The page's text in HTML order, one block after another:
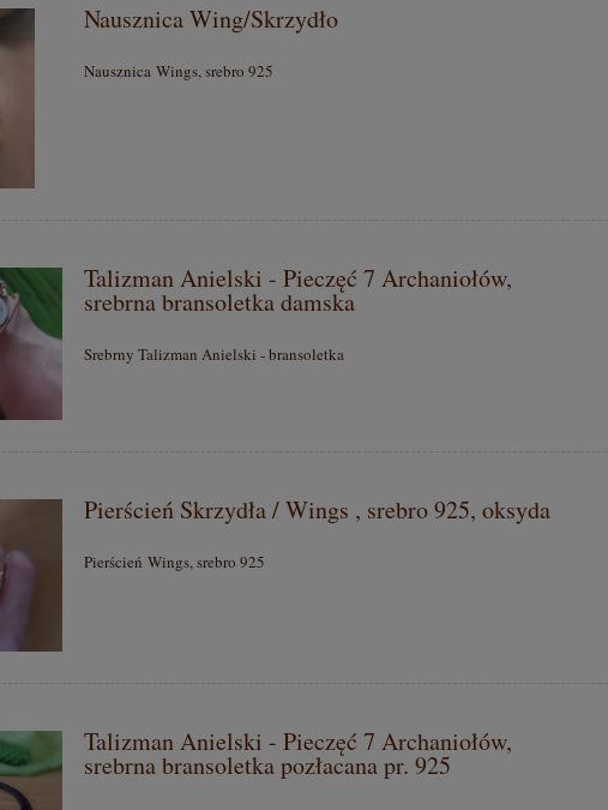
Nausznica Wing/Skrzydło
Nausznica Wings, srebro 925
Talizman Anielski - Pieczęć 7 Archaniołów,
srebrna bransoletka damska
Srebrny Talizman Anielski - bransoletka
Pierścień Skrzydła / Wings , srebro 925, oksyda
Pierścień Wings, srebro 925
Talizman Anielski - Pieczęć 7 Archaniołów,
srebrna bransoletka pozłacana pr. 925